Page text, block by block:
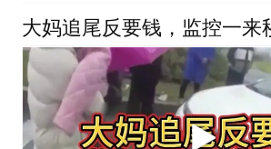
大妈追尾反要钱，监控一来